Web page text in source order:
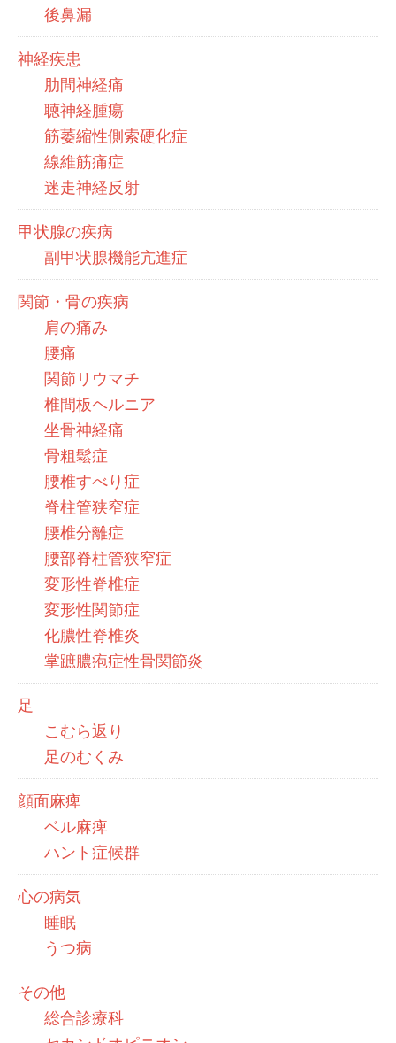
後鼻漏
神経疾患
肋間神経痛
聴神経腫瘍
筋萎縮性側索硬化症
線維筋痛症
迷走神経反射
甲状腺の疾病
副甲状腺機能亢進症
関節・骨の疾病
肩の痛み
腰痛
関節リウマチ
椎間板ヘルニア
坐骨神経痛
骨粗鬆症
腰椎すべり症
脊柱管狭窄症
腰椎分離症
腰部脊柱管狭窄症
変形性脊椎症
変形性関節症
化膿性脊椎炎
掌蹠膿疱症性骨関節炎
足
こむら返り
足のむくみ
顔面麻痺
ベル麻痺
ハント症候群
心の病気
睡眠
うつ病
その他
総合診療科